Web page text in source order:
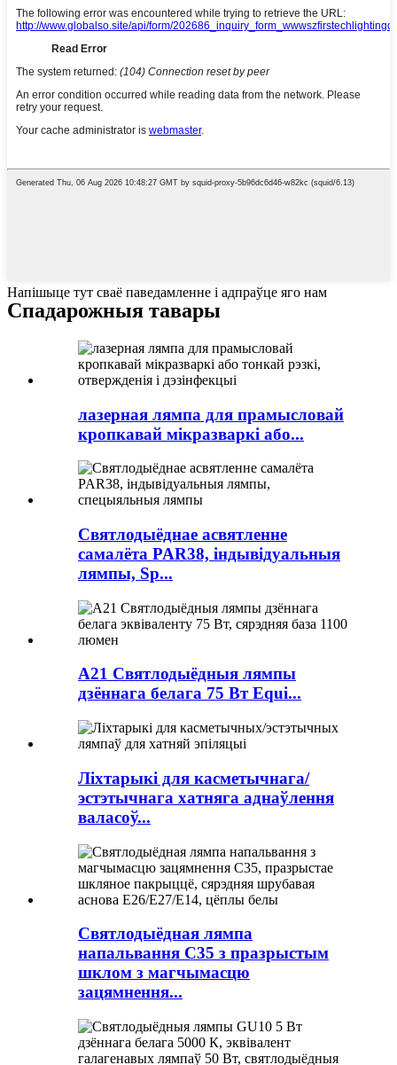
Напішыце тут сваё паведамленне і адпраўце яго нам
Спадарожныя тавары
лазерная лямпа для прамысловай
кропкавай мікразваркі або...
Святлодыёднае асвятленне
самалёта PAR38, індывідуальныя
лямпы, Sp...
A21 Святлодыёдныя лямпы
дзённага белага 75 Вт Equi...
Ліхтарыкі для касметычнага/
эстэтычнага хатняга аднаўлення
валасоў...
Святлодыёдная лямпа
напальвання C35 з празрыстым
шклом з магчымасцю
зацямнення...